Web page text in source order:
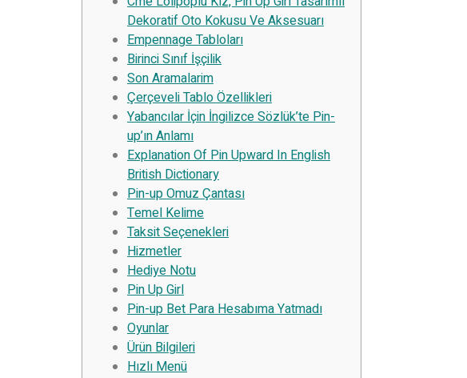
Dekoratif Oto Kokusu Ve Aksesuarı
Empennage Tabloları
Birinci Sınıf İşçilik
Son Aramalarim
Çerçeveli Tablo Özellikleri
Yabancılar İçin İngilizce Sözlük’te Pin-
up’ın Anlamı
Explanation Of Pin Upward In English
British Dictionary
Pin-up Omuz Çantası
Temel Kelime
Taksit Seçenekleri
Hizmetler
Hediye Notu
Pin Up Girl
Pin-up Bet Para Hesabıma Yatmadı
Oyunlar
Ürün Bilgileri
Hızlı Menü